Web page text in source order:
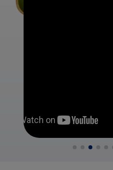
jaguar, wat de kans op een
slechts enkele uren rijden van
Chapada dos Guimarães: